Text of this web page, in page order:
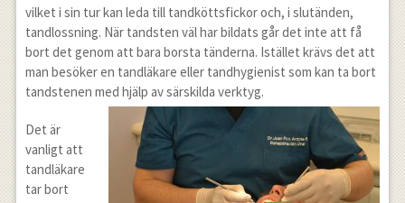
vilket i sin tur kan leda till tandköttsfickor och, i slutänden,
tandlossning. När tandsten väl har bildats går det inte att få
bort det genom att bara borsta tänderna. Istället krävs det att
man besöker en tandläkare eller tandhygienist som kan ta bort
tandstenen med hjälp av särskilda verktyg.
Det är
vanligt att
tandläkare
tar bort